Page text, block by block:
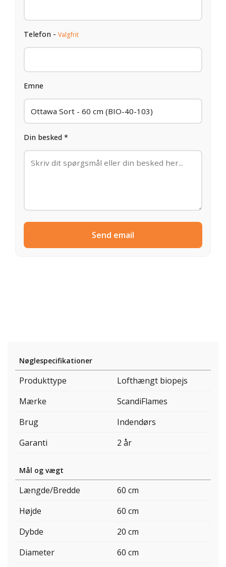
Telefon - Valgfrit
Emne
Din besked *
Send email
Nøglespecifikationer
Produkttype
Lofthængt biopejs
Mærke
ScandiFlames
Brug
Indendørs
Garanti
2 år
Mål og vægt
Længde/Bredde
60 cm
Højde
60 cm
Dybde
20 cm
Diameter
60 cm